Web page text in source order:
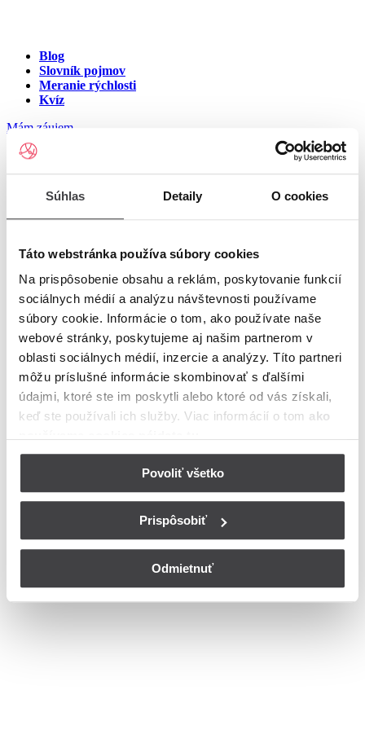
Súhlas Detaily O cookies
Táto webstránka používa súbory cookies
Na prispôsobenie obsahu a reklám, poskytovanie funkcií
sociálnych médií a analýzu návštevnosti používame
súbory cookie. Informácie o tom, ako používate naše
webové stránky, poskytujeme aj našim partnerom v
oblasti sociálnych médií, inzercie a analýzy. Títo partneri
môžu príslušné informácie skombinovať s ďalšími
údajmi, ktoré ste im poskytli alebo ktoré od vás získali,
keď ste používali ich služby. Viac informácií o tom ako
Povoliť všetko
Prispôsobiť
Odmietnuť
Blog
Slovník pojmov
Meranie rýchlosti
Kvíz
Mám záujem
Internet na ulici Gagarinova,
Lučenec
Zadajte číslo vchodu pre zobrazenie ponuky internetu v meste
Zadajte číslo domu/vchodupre zobrazenie ponuky internetu v
lokalite Lučenec
Zoznam čísiel domov/vchodov na ulici Gagarinova v
meste Lučenec
Bohužiaľ, nedisponujeme zoznamom dostupných čísiel vchodov na
ulici Gagarinova v meste Lučenec.
© Copyright 2026 Nastavenia cookies